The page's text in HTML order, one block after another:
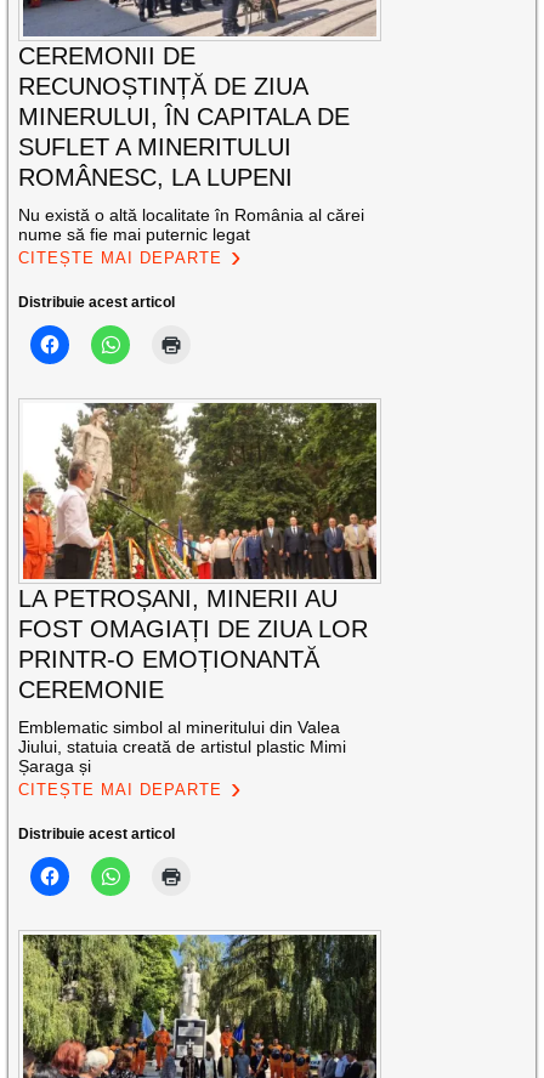
CEREMONII DE
RECUNOȘTINȚĂ DE ZIUA
MINERULUI, ÎN CAPITALA DE
SUFLET A MINERITULUI
ROMÂNESC, LA LUPENI
Nu există o altă localitate în România al cărei
nume să fie mai puternic legat
CITEȘTE MAI DEPARTE
Distribuie acest articol
LA PETROȘANI, MINERII AU
FOST OMAGIAȚI DE ZIUA LOR
PRINTR-O EMOȚIONANTĂ
CEREMONIE
Emblematic simbol al mineritului din Valea
Jiului, statuia creată de artistul plastic Mimi
Șaraga și
CITEȘTE MAI DEPARTE
Distribuie acest articol